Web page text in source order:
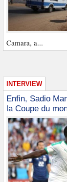
Camara, a...
INTERVIEW
Enfin, Sadio
la Coupe du